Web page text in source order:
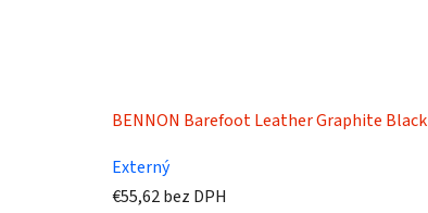
BENNON Barefoot Leather Graphite Black
Externý
€55,62 bez DPH